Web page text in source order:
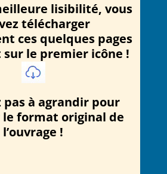
lisibilité, vous
télécharger
ces quelques pages
le premier icône !
pas à agrandir pour
format original de
l’ouvrage !